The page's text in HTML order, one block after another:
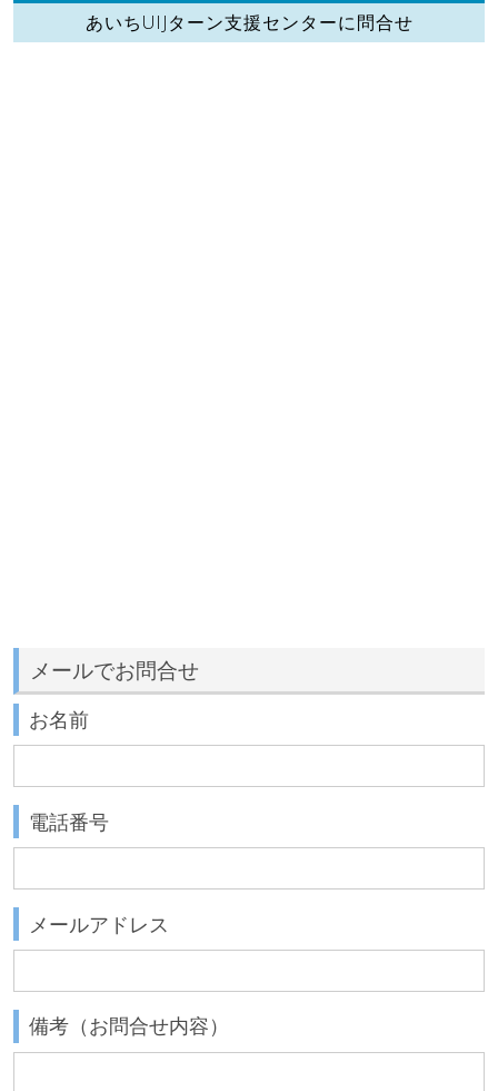
あいちUIJターン支援センターに問合せ
メールでお問合せ
お名前
電話番号
メールアドレス
備考（お問合せ内容）